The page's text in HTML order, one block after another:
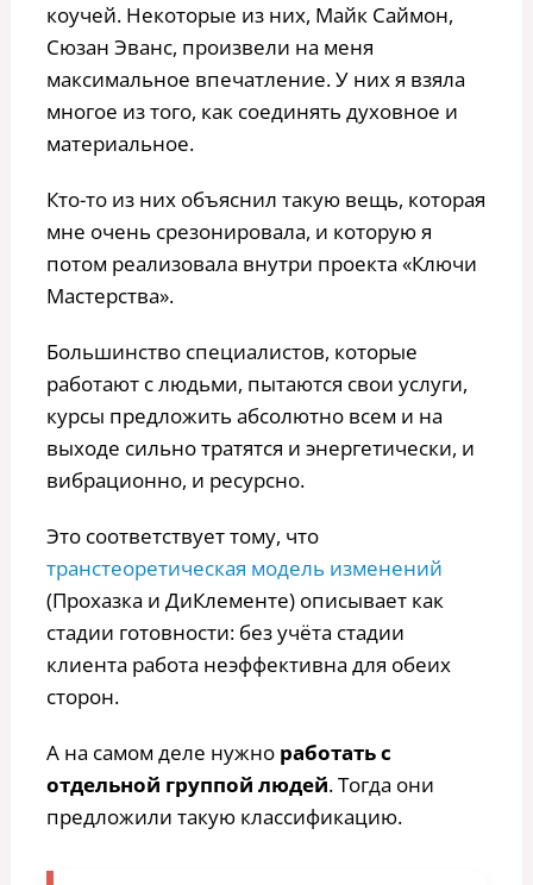
коучей. Некоторые из них, Майк Саймон,
Сюзан Эванс, произвели на меня
максимальное впечатление. У них я взяла
многое из того, как соединять духовное и
материальное.
Кто-то из них объяснил такую вещь, которая
мне очень срезонировала, и которую я
потом реализовала внутри проекта «Ключи
Мастерства».
Большинство специалистов, которые
работают с людьми, пытаются свои услуги,
курсы предложить абсолютно всем и на
выходе сильно тратятся и энергетически, и
вибрационно, и ресурсно.
Это соответствует тому, что
транстеоретическая модель изменений
(Прохазка и ДиКлементе) описывает как
стадии готовности: без учёта стадии
клиента работа неэффективна для обеих
сторон.
А на самом деле нужно работать с
отдельной группой людей. Тогда они
предложили такую классификацию.